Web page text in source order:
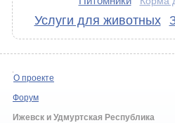
Услуги для животных
О проекте
Форум
Ижевск и Удмуртская Республика